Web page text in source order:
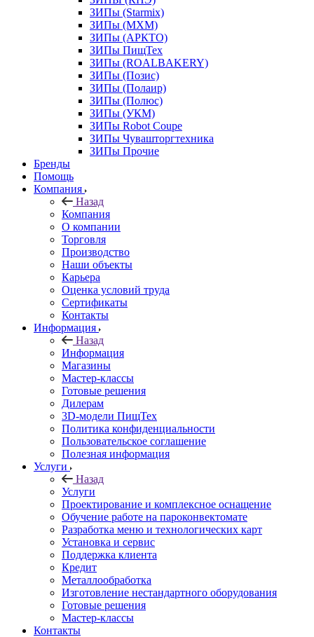
ЗИПы (Starmix)
ЗИПы (МХМ)
ЗИПы (АРКТО)
ЗИПы ПищТех
ЗИПы (ROALBAKERY)
ЗИПы (Позис)
ЗИПы (Полаир)
ЗИПы (Полюс)
ЗИПы (УКМ)
ЗИПы Robot Coupe
ЗИПы Чувашторгтехника
ЗИПы Прочие
Бренды
Помощь
Компания
Назад
Компания
О компании
Торговля
Производство
Наши объекты
Карьера
Оценка условий труда
Сертификаты
Контакты
Информация
Назад
Информация
Магазины
Мастер-классы
Готовые решения
Дилерам
3D-модели ПищТех
Политика конфиденциальности
Пользовательское соглашение
Полезная информация
Услуги
Назад
Услуги
Проектирование и комплексное оснащение
Обучение работе на пароконвектомате
Разработка меню и технологических карт
Установка и сервис
Поддержка клиента
Кредит
Металлообработка
Изготовление нестандартного оборудования
Готовые решения
Мастер-классы
Контакты